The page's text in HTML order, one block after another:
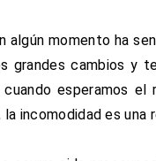
algún momento ha
grandes cambios y
cuando esperamos
incomodidad es una